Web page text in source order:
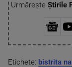
Urmărește Știrile
Etichete: bistrita